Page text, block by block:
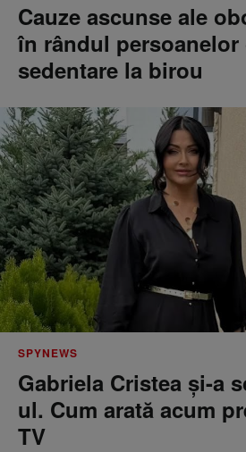
Cauze ascunse ale
în rândul
sedentare la birou
SPYNEWS
Gabriela Cristea și-a
ul. Cum arată acum
TV